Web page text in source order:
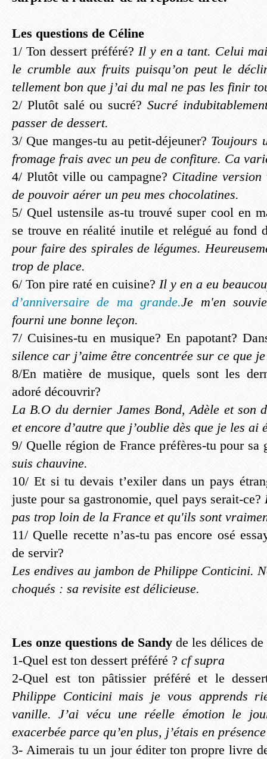
Les questions de Céline
1/ Ton dessert préféré? Il y en a tant. Celui
le crumble aux fruits puisqu’on peut le
tellement bon que j’ai du mal ne pas les finir
2/ Plutôt salé ou sucré?Sucré
passer de dessert.
3/ Que manges-tu au petit-déjeuner? Toujours
fromage frais avec un peu de confiture. Ca
4/ Plutôt ville ou campagne? Citadine
de pouvoir aérer un peu mes chocolatines.
5/ Quel ustensile as-tu trouvé super cool en
se trouve en réalité inutile et relégué au fond
pour faire des spirales de légumes.
trop de place.
6/ Ton pire raté en cuisine? Il y en a eu
d’anniversaire de ma grande.Je m'en
fourni une bonne leçon.
7/ Cuisines-tu en musique? En papotant?
silence car j’aime être concentrée sur ce que
8/En matière de musique, quels sont les
adoré découvrir?
La B.O du dernier James Bond, Adèle et son
et encore d’autre que j’oublie dès que je les ai
9/ Quelle région de France préfères-tu pour sa
suis chauvine.
10/ Et si tu devais t’exiler dans un pays
juste pour sa gastronomie, quel pays serait-ce?
pas trop loin de la France et qu'ils sont
11/ Quelle recette n’as-tu pas encore osé
de servir?
Les endives au jambon de Philippe Conticini.
choqués : sa revisite est délicieuse.
Les onze questions de Sandy de les délices
1-Quel est ton dessert préféré ? cf supra
2-Quel est ton pâtissier préféré et le
Philippe Conticini mais je vous apprends
vanille. J’ai vécu une réelle émotion le
exacerbée parce qu’en plus, j’étais en
3- Aimerais tu un jour éditer ton propre livre